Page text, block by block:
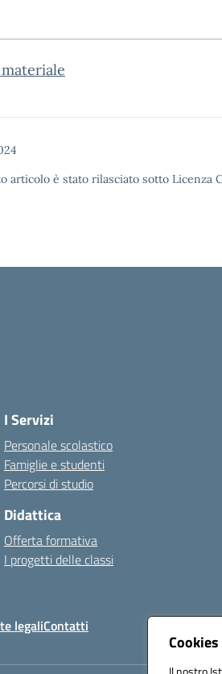
articolo è stato rilasciato sotto Licenza
I Servizi
Personale scolastico
Famiglie e studenti
Percorsi di studio
Didattica
Offerta formativa
I progetti delle classi
legaliContatti